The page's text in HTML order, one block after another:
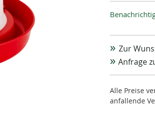
Zur
Anfrage
Alle Preise
anfallende